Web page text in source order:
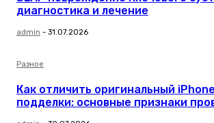
диагностика и лечение
admin - 31.07.2026
Разное
Как отличить оригинальный
подделки: основные признаки